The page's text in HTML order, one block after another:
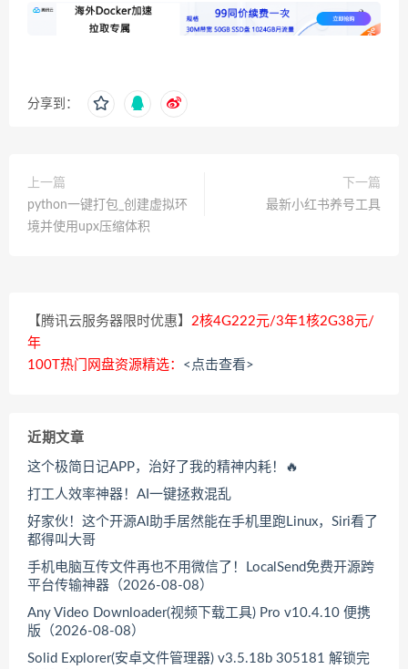
分享到：
上一篇
python一键打包_创建虚拟环
境并使用upx压缩体积
下一篇
最新小红书养号工具
【腾讯云服务器限时优惠】 2核4G222元/3年1核2G38元/
年
100T热门网盘资源精选： <点击查看>
近期文章
这个极简日记APP，治好了我的精神内耗！🔥
打工人效率神器！AI一键拯救混乱
好家伙！这个开源AI助手居然能在手机里跑Linux，Siri看了
都得叫大哥
手机电脑互传文件再也不用微信了！LocalSend免费开源跨
平台传输神器（2026-08-08）
Any Video Downloader(视频下载工具) Pro v10.4.10 便携
版（2026-08-08）
Solid Explorer(安卓文件管理器) v3.5.18b 305181 解锁完